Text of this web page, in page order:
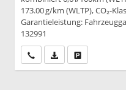
173.00 g/km (WLTP), CO₂-
Garantieleistung:
132991
Wir rufen Sie an
PDF-Datei,